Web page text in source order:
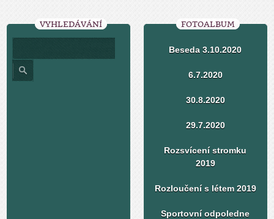
VYHLEDÁVÁNÍ FOTOALBUM
Beseda 3.10.2020
6.7.2020
30.8.2020
29.7.2020
Rozsvícení stromku
2019
Rozloučení s létem 2019
Sportovní odpoledne